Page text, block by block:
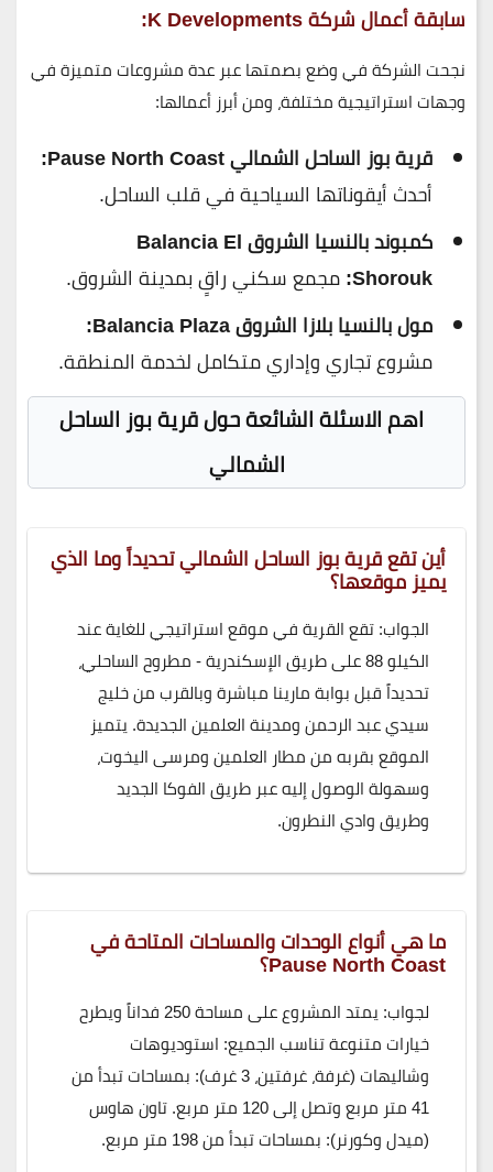
سابقة أعمال شركة K Developments:
نجحت الشركة في وضع بصمتها عبر عدة مشروعات متميزة في
وجهات استراتيجية مختلفة، ومن أبرز أعمالها:
قرية بوز الساحل الشمالي Pause North Coast:
أحدث أيقوناتها السياحية في قلب الساحل.
كمبوند بالنسيا الشروق Balancia El
Shorouk: مجمع سكني راقٍ بمدينة الشروق.
مول بالنسيا بلازا الشروق Balancia Plaza:
مشروع تجاري وإداري متكامل لخدمة المنطقة.
اهم الاسئلة الشائعة حول قرية بوز الساحل
الشمالي
أين تقع قرية بوز الساحل الشمالي تحديداً وما الذي
يميز موقعها؟
الجواب: تقع القرية في موقع استراتيجي للغاية عند
الكيلو 88 على طريق الإسكندرية - مطروح الساحلي،
تحديداً قبل بوابة مارينا مباشرة وبالقرب من خليج
سيدي عبد الرحمن ومدينة العلمين الجديدة. يتميز
الموقع بقربه من مطار العلمين ومرسى اليخوت،
وسهولة الوصول إليه عبر طريق الفوكا الجديد
وطريق وادي النطرون.
ما هي أنواع الوحدات والمساحات المتاحة في
Pause North Coast؟
لجواب: يمتد المشروع على مساحة 250 فداناً ويطرح
خيارات متنوعة تناسب الجميع: استوديوهات
وشاليهات (غرفة، غرفتين، 3 غرف): بمساحات تبدأ من
41 متر مربع وتصل إلى 120 متر مربع. تاون هاوس
(ميدل وكورنر): بمساحات تبدأ من 198 متر مربع.